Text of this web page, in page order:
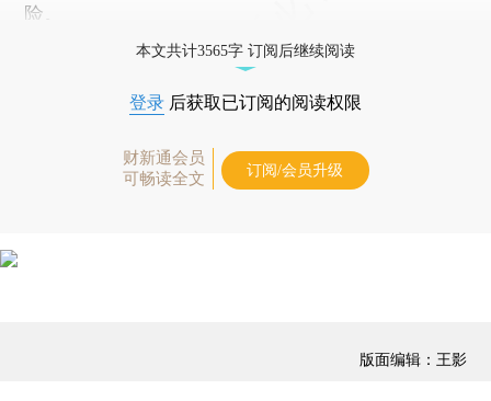
险。
本文共计3565字 订阅后继续阅读
登录 后获取已订阅的阅读权限
财新通会员
可畅读全文
订阅/会员升级
版面编辑：王影